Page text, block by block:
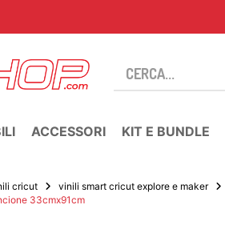
ACCESSORI KIT E BUNDLE
cricut vinili smart cricut explore e maker
33cmx91cm